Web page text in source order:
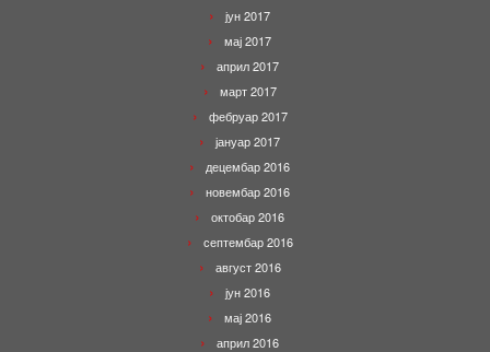
јун 2017
мај 2017
април 2017
март 2017
фебруар 2017
јануар 2017
децембар 2016
новембар 2016
октобар 2016
септембар 2016
август 2016
јун 2016
мај 2016
април 2016